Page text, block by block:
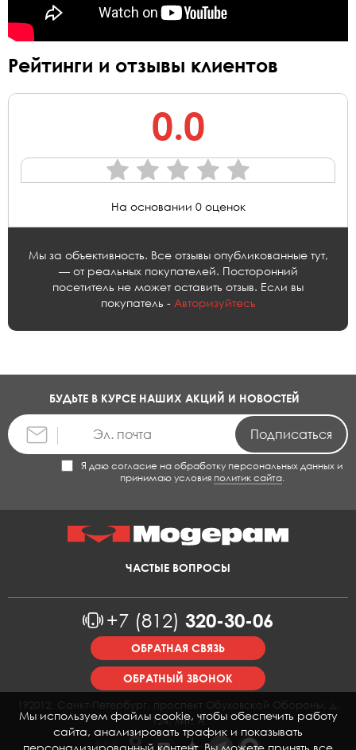
Рейтинги и отзывы клиентов
0.0
На основании 0 оценок
Мы за объективность. Все отзывы опубликованные тут,
— от реальных покупателей. Посторонний
посетитель не может оставить отзыв. Если вы
покупатель - Авторизуйтесь
БУДЬТЕ В КУРСЕ НАШИХ АКЦИЙ И НОВОСТЕЙ
Я даю согласие на обработку персональных данных и
принимаю условия политик сайта.
ЧАСТЫЕ ВОПРОСЫ
+7 (812) 320-30-06
ОБРАТНАЯ СВЯЗЬ
ОБРАТНЫЙ ЗВОНОК
192012, Санкт-Петербург, проспект Обуховской Обороны, д.
124, лит. А
Мы используем файлы cookie, чтобы обеспечить работу
сайта, анализировать трафик и показывать
персонализированный контент. Вы можете принять все